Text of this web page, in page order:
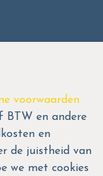
voorwaarden
BTW en andere
en
de juistheid van
we met cookies